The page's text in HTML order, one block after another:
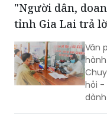
hợp
"Người dân,
tỉnh Gia Lai trả
Văn
hỏi -